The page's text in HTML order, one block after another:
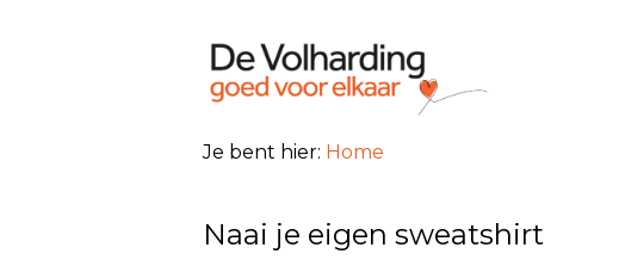
Je bent hier: Home
Naai je eigen sweatshirt